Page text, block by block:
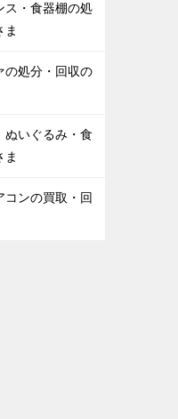
ス・食器棚の処
ま
の処分・回収の
ぬいぐるみ・食
ま
コンの買取・回